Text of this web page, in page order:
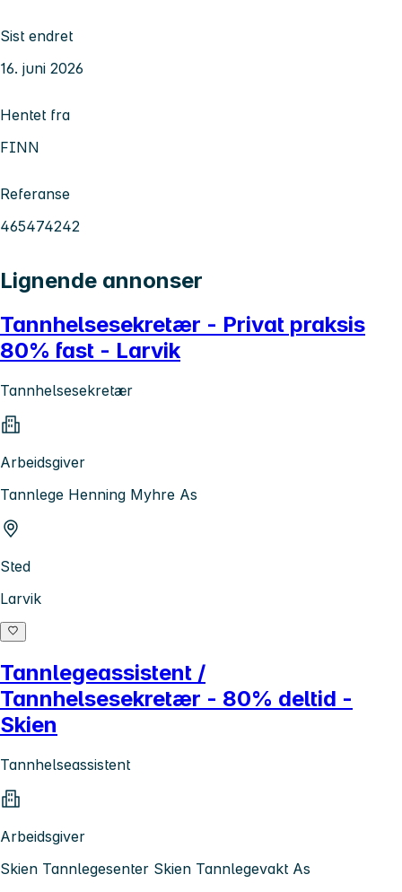
Sist endret
16. juni 2026
Hentet fra
FINN
Referanse
465474242
Lignende annonser
Tannhelsesekretær - Privat praksis
80% fast - Larvik
Tannhelsesekretær
Arbeidsgiver
Tannlege Henning Myhre As
Sted
Larvik
Tannlegeassistent /
Tannhelsesekretær - 80% deltid -
Skien
Tannhelseassistent
Arbeidsgiver
Skien Tannlegesenter Skien Tannlegevakt As